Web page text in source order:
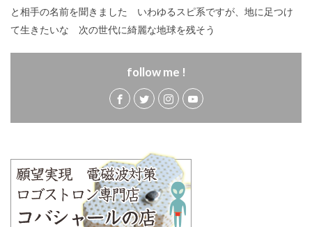
と相手の名前を聞きました いわゆるスピ系ですが、地に足つけ
て生きたいな 次の世代に綺麗な地球を残そう
follow me !